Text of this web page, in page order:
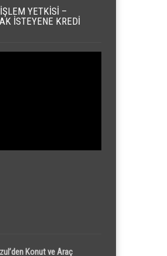
YETKISI –
İSTEYENE KREDI
Konut ve Araç